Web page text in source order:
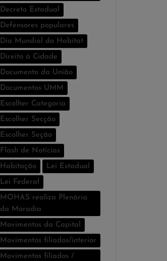
Decreto Estadual
Defensores populares
Dia Mundial do Habitat
Direito à Cidade
Documento da União
Documentos UMM
Escolher Categoria
Escolher Secção
Escolher Seção
Flash de Notí­cias
Habitação Lei Estadual
Lei Federal
MOHAS realiza Plenária
da Moradia
Movimentos da Capital
Movimentos filiados/interior
Movimentos filiados /